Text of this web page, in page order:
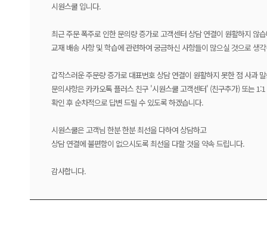
시원스쿨 입니다.
최근 주문 폭주로 인한 문의량 증가로 고객센터 상담 연결이 원활하지 않
교재 배송 사항 및 학습에 관련하여 궁금하신 사항들이 많으실 것으로 생
갑작스러운 주문량 증가로 대표번호 상담 연결이 원활하지 못한 점 사과
문의사항은 카카오톡 플러스 친구 '시원스쿨 고객센터' (친구추가) 또는
확인 후 순차적으로 답변 드릴 수 있도록 하겠습니다.
시원스쿨은 고객님 한분 한분 최선을 다하여 상담하고
상담 연결에 불편함이 없으시도록 최선을 다할 것을 약속 드립니다.
감사합니다.